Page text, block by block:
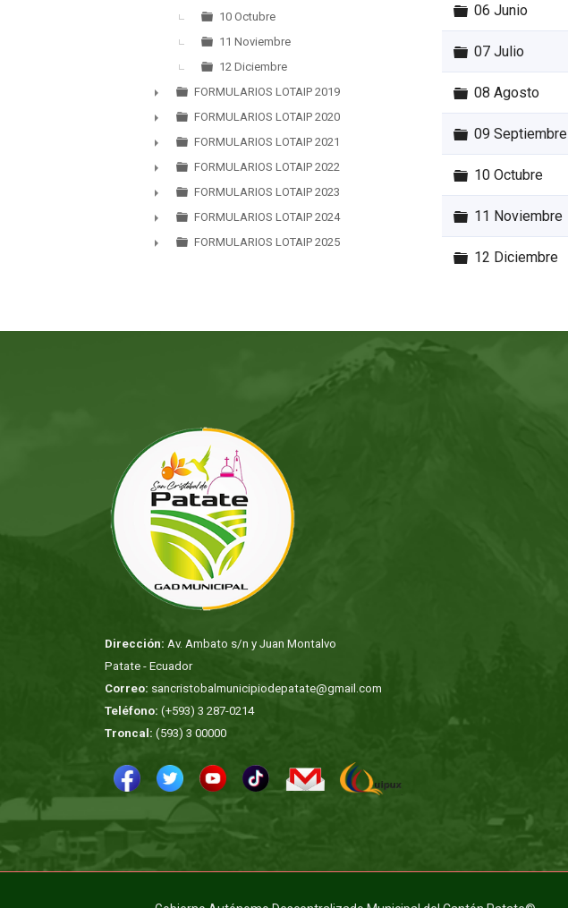
10 Octubre
11 Noviembre
12 Diciembre
►
FORMULARIOS LOTAIP 2019
►
FORMULARIOS LOTAIP 2020
►
FORMULARIOS LOTAIP 2021
►
FORMULARIOS LOTAIP 2022
►
FORMULARIOS LOTAIP 2023
►
FORMULARIOS LOTAIP 2024
FORMULARIOS LOTAIP 2025
Carpeta
06 Junio
Carpeta
07 Julio
Carpeta
08 Agosto
Carpeta
09 Septiembre
Carpeta
10 Octubre
Carpeta
11 Noviembre
Carpeta
12 Diciembre
Dirección: Av. Ambato s/n y Juan Montalvo
Patate - Ecuador
Correo: sancristobalmunicipiodepatate@gmail.com
Teléfono: (+593) 3 287-0214
Troncal: (593) 3 00000